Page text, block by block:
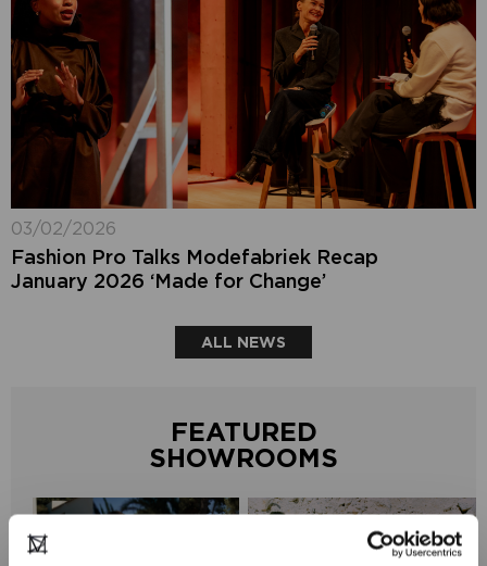
03/02/2026
Fashion Pro Talks Modefabriek Recap
January 2026 ‘Made for Change’
ALL NEWS
FEATURED
SHOWROOMS